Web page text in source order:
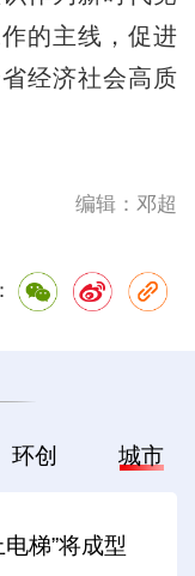
的主线，促进
经济社会高质
编辑：邓超
环创 城市
梯”将成型